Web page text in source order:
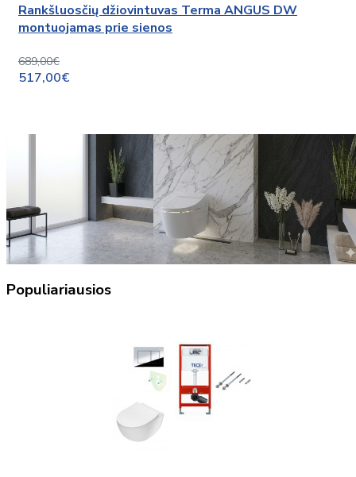
Rankšluosčių džiovintuvas Terma ANGUS DW
montuojamas prie sienos
689,00€
517,00€
Populiariausios